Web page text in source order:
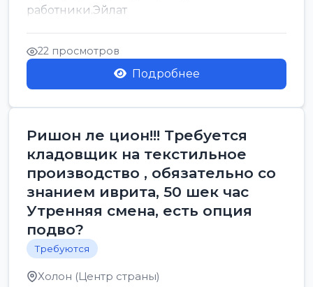
работники.Эйлат
22 просмотров
Подробнее
Ришон ле цион!!! Требуется
кладовщик на текстильное
производство , обязательно со
знанием иврита, 50 шек час
Утренняя смена, есть опция
подво?
Требуются
Холон (Центр страны)